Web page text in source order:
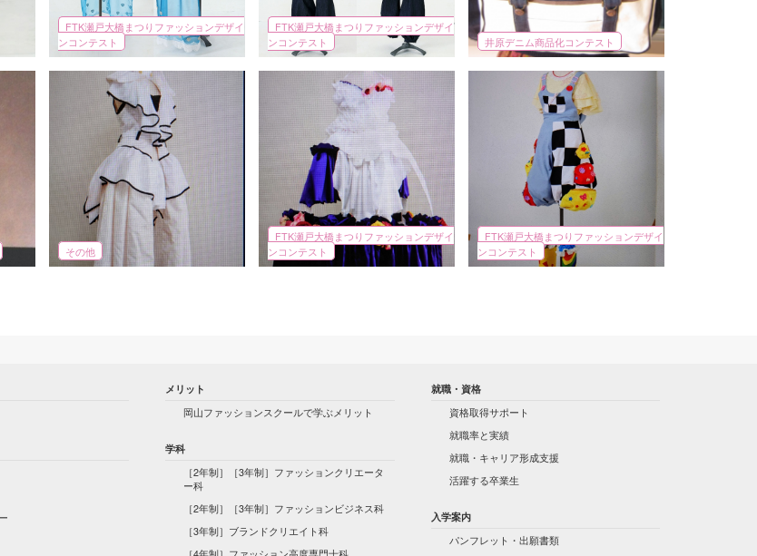
FTK瀬戸大橋まつりファッションデザイ
ンコンテスト
FTK瀬戸大橋まつりファッションデザイ
ンコンテスト
井原デニム商品化コンテスト
その他
FTK瀬戸大橋まつりファッションデザイ
ンコンテスト
FTK瀬戸大橋まつりファッションデザイ
ンコンテスト
メリット
岡山ファッションスクールで学ぶメリット
学科
［2年制］［3年制］ファッションクリエータ
ー科
［2年制］［3年制］ファッションビジネス科
［3年制］ブランドクリエイト科
就職・資格
資格取得サポート
就職率と実績
就職・キャリア形成支援
活躍する卒業生
入学案内
パンフレット・出願書類